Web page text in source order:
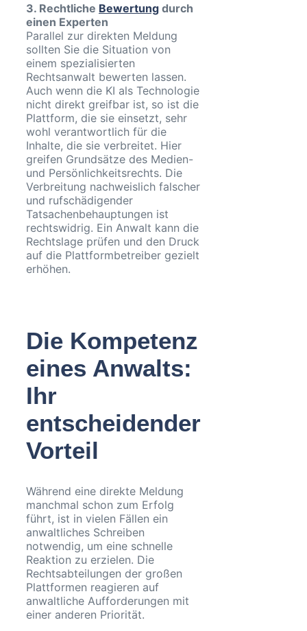
3. Rechtliche Bewertung durch
einen Experten
Parallel zur direkten Meldung
sollten Sie die Situation von
einem spezialisierten
Rechtsanwalt bewerten lassen.
Auch wenn die KI als Technologie
nicht direkt greifbar ist, so ist die
Plattform, die sie einsetzt, sehr
wohl verantwortlich für die
Inhalte, die sie verbreitet. Hier
greifen Grundsätze des Medien-
und Persönlichkeitsrechts. Die
Verbreitung nachweislich falscher
und rufschädigender
Tatsachenbehauptungen ist
rechtswidrig. Ein Anwalt kann die
Rechtslage prüfen und den Druck
auf die Plattformbetreiber gezielt
erhöhen.
Die Kompetenz
eines Anwalts:
Ihr
entscheidender
Vorteil
Während eine direkte Meldung
manchmal schon zum Erfolg
führt, ist in vielen Fällen ein
anwaltliches Schreiben
notwendig, um eine schnelle
Reaktion zu erzielen. Die
Rechtsabteilungen der großen
Plattformen reagieren auf
anwaltliche Aufforderungen mit
einer anderen Priorität.